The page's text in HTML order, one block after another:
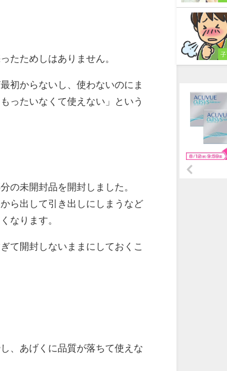
たためしはありません。
初からないし、使わないのにま
ったいなくて使えない」という
の未開封品を開封しました。
ら出して引き出しにしまうなど
なります。
て開封しないままにしておくこ
、あげくに品質が落ちて使えな
子